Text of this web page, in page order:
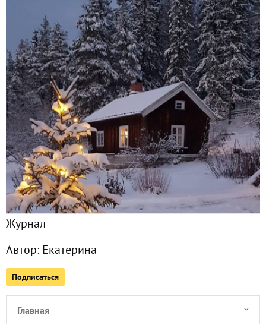
Журнал
Автор: Екатерина
Подписаться
Главная